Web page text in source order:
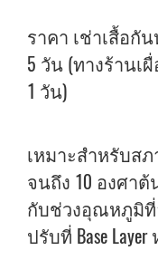
ราคา เช่าเสื้อกั
5 วัน (ทางร้านเ
1 วัน)
เหมาะสำหรับส
จนถึง 10 องศา
กับช่วงอุณหภูมิที่
ปรับที่ Base